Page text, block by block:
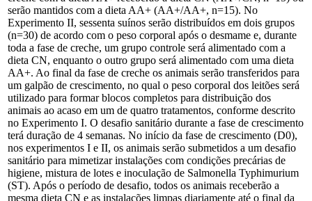
serão mantidos com a dieta AA+ (AA+/AA+, n=15). No
Experimento II, sessenta suínos serão distribuídos em dois grupos
(n=30) de acordo com o peso corporal após o desmame e, durante
toda a fase de creche, um grupo controle será alimentado com a
dieta CN, enquanto o outro grupo será alimentado com uma dieta
AA+. Ao final da fase de creche os animais serão transferidos para
um galpão de crescimento, no qual o peso corporal dos leitões será
utilizado para formar blocos completos para distribuição dos
animais ao acaso em um de quatro tratamentos, conforme descrito
no Experimento I. O desafio sanitário durante a fase de crescimento
terá duração de 4 semanas. No início da fase de crescimento (D0),
nos experimentos I e II, os animais serão submetidos a um desafio
sanitário para mimetizar instalações com condições precárias de
higiene, mistura de lotes e inoculação de Salmonella Typhimurium
(ST). Após o período de desafio, todos os animais receberão a
mesma dieta CN e as instalações limpas diariamente até o final da